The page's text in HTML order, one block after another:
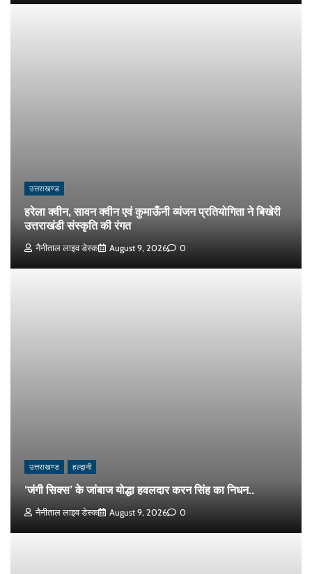
उत्तराखण्ड
हरेला क्वीन, सावन क्वीन एवं कुमाऊँनी व्यंजन प्रतियोगिता ने बिखेरी
उत्तराखंडी संस्कृति की रंगत
नैनीताल लाइव डेस्क August 9, 2026 0
उत्तराखण्ड हल्द्वानी
‘जंगी सिक्स’ के जांबाज योद्धा हवलदार करन सिंह का निधन..
नैनीताल लाइव डेस्क August 9, 2026 0